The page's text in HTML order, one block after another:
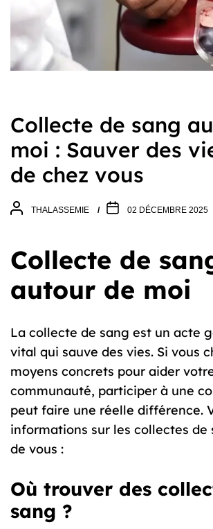
Collecte de sang
moi : Sauver des
de chez vous
THALASSEMIE 02 DÉCEMBRE 2025
Collecte de
autour de moi
La collecte de sang est un acte
vital qui sauve des vies. Si vous
moyens concrets pour aider
communauté, participer à une
peut faire une réelle différence.
informations sur les collectes de
de vous :
Où trouver des
sang ?